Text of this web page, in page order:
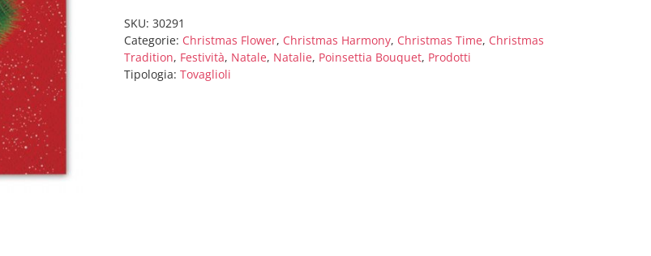
x
33
cm
Christmas
SKU:30291
Categorie: Christmas Flower, Christmas Harmony, Christmas Time, Christmas
Tradition, Festività, Natale, Natalie, Poinsettia Bouquet, Prodotti
Tipologia:Tovaglioli